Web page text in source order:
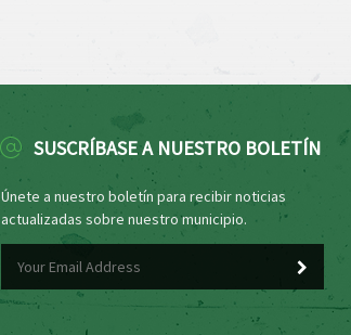
SUSCRÍBASE A NUESTRO BOLETÍN
Únete a nuestro boletín para recibir noticias
actualizadas sobre nuestro municipio.